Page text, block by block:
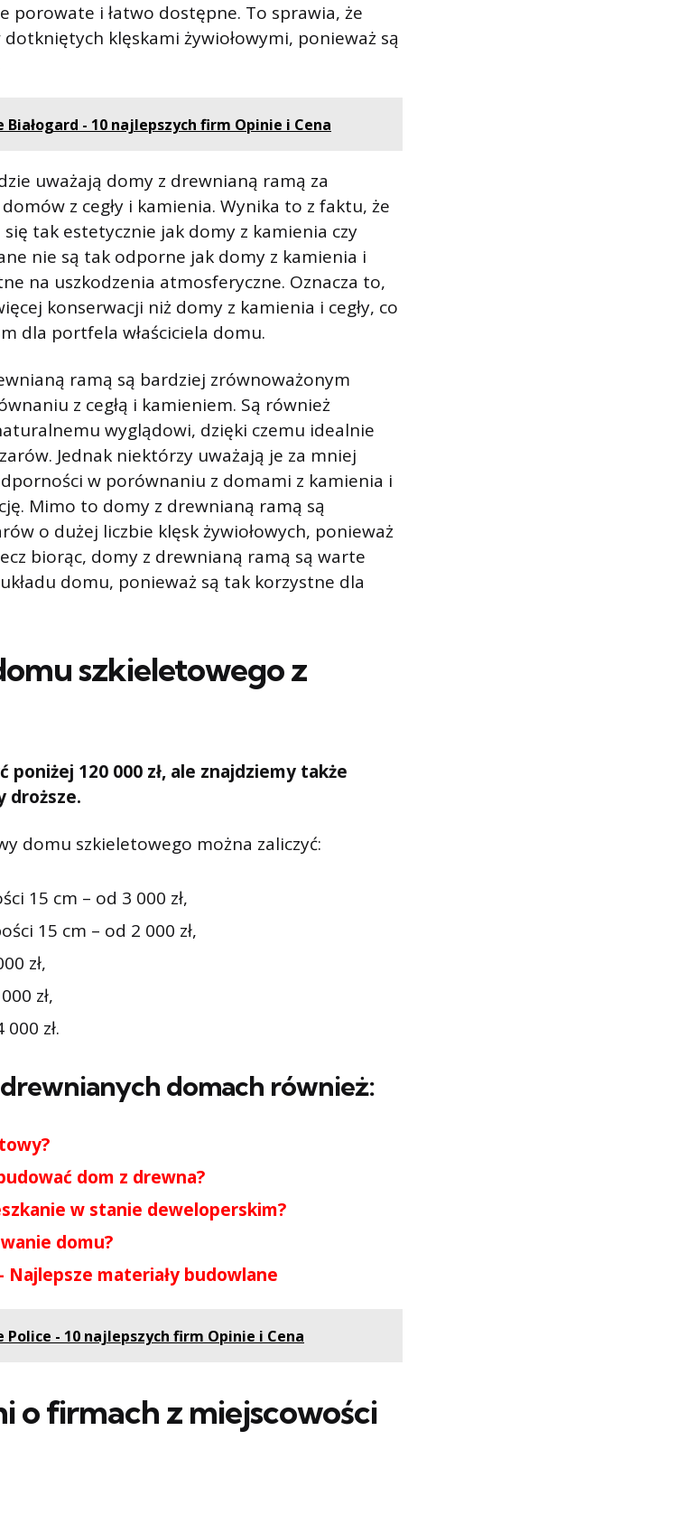
i łatwo dostępne. To sprawia, że
klęskami żywiołowymi, ponieważ są
- 10 najlepszych firm Opinie i Cena
uważają domy z drewnianą ramą za
z cegły i kamienia. Wynika to z faktu, że
tak estetycznie jak domy z kamienia czy
nie są tak odporne jak domy z kamienia i
na uszkodzenia atmosferyczne. Oznacza to,
konserwacji niż domy z kamienia i cegły, co
dla portfela właściciela domu.
ramą są bardziej zrównoważonym
z cegłą i kamieniem. Są również
wyglądowi, dzięki czemu idealnie
Jednak niektórzy uważają je za mniej
w porównaniu z domami z kamienia i
Mimo to domy z drewnianą ramą są
o dużej liczbie klęsk żywiołowych, ponieważ
biorąc, domy z drewnianą ramą są warte
domu, ponieważ są tak korzystne dla
szkieletowego z
120 000 zł, ale znajdziemy także
droższe.
domu szkieletowego można zaliczyć:
15 cm – od 3 000 zł,
15 cm – od 2 000 zł,
zł,
zł,
zł.
domach również:
dom z drewna?
w stanie deweloperskim?
domu?
Najlepsze materiały budowlane
- 10 najlepszych firm Opinie i Cena
o firmach z miejscowości